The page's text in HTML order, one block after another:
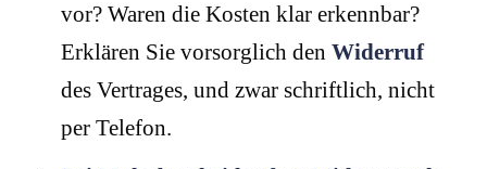
vor? Waren die Kosten klar erkennbar?
Erklären Sie vorsorglich den Widerruf
des Vertrages, und zwar schriftlich, nicht
per Telefon.